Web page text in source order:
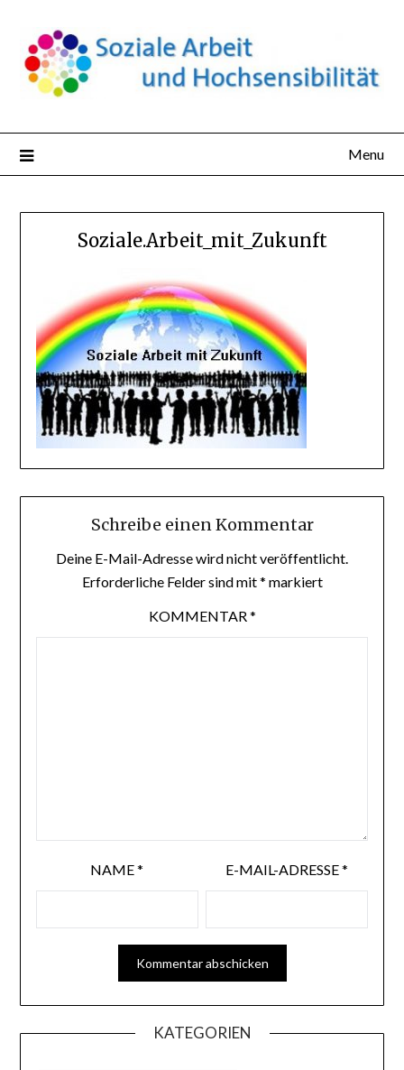
content
Menu
Soziale.Arbeit_mit_Zukunft
Schreibe einen Kommentar
Deine E-Mail-Adresse wird nicht veröffentlicht.
Erforderliche Felder sind mit* markiert
KOMMENTAR *
NAME* E-MAIL-ADRESSE*
KATEGORIEN